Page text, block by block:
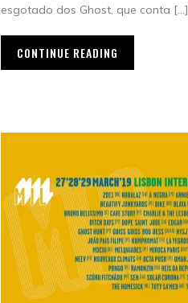
esgotado dos Ghost, que conta […]
CONTINUE READING